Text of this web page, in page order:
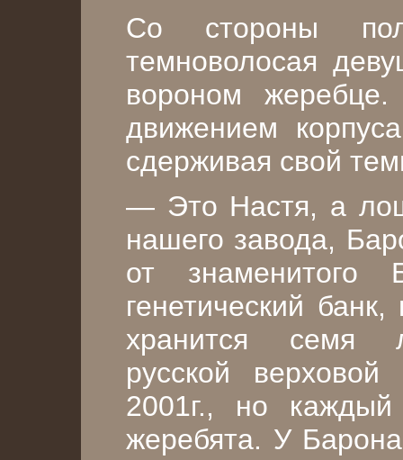
Со стороны
темноволосая
вороном
движением
сдерживая свой
— Это Настя, а
нашего завода,
от
генетический
хранится семя
русской
2001г., но
жеребята. У